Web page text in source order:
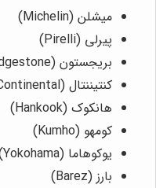
میشلن (Michelin)
پیرلی (Pirelli)
بریجستون (Bridgestone)
کنتیننتال (Continental)
هانکوک (Hankook)
کومهو (Kumho)
یوکوهاما (Yokohama)
بارز (Barez)